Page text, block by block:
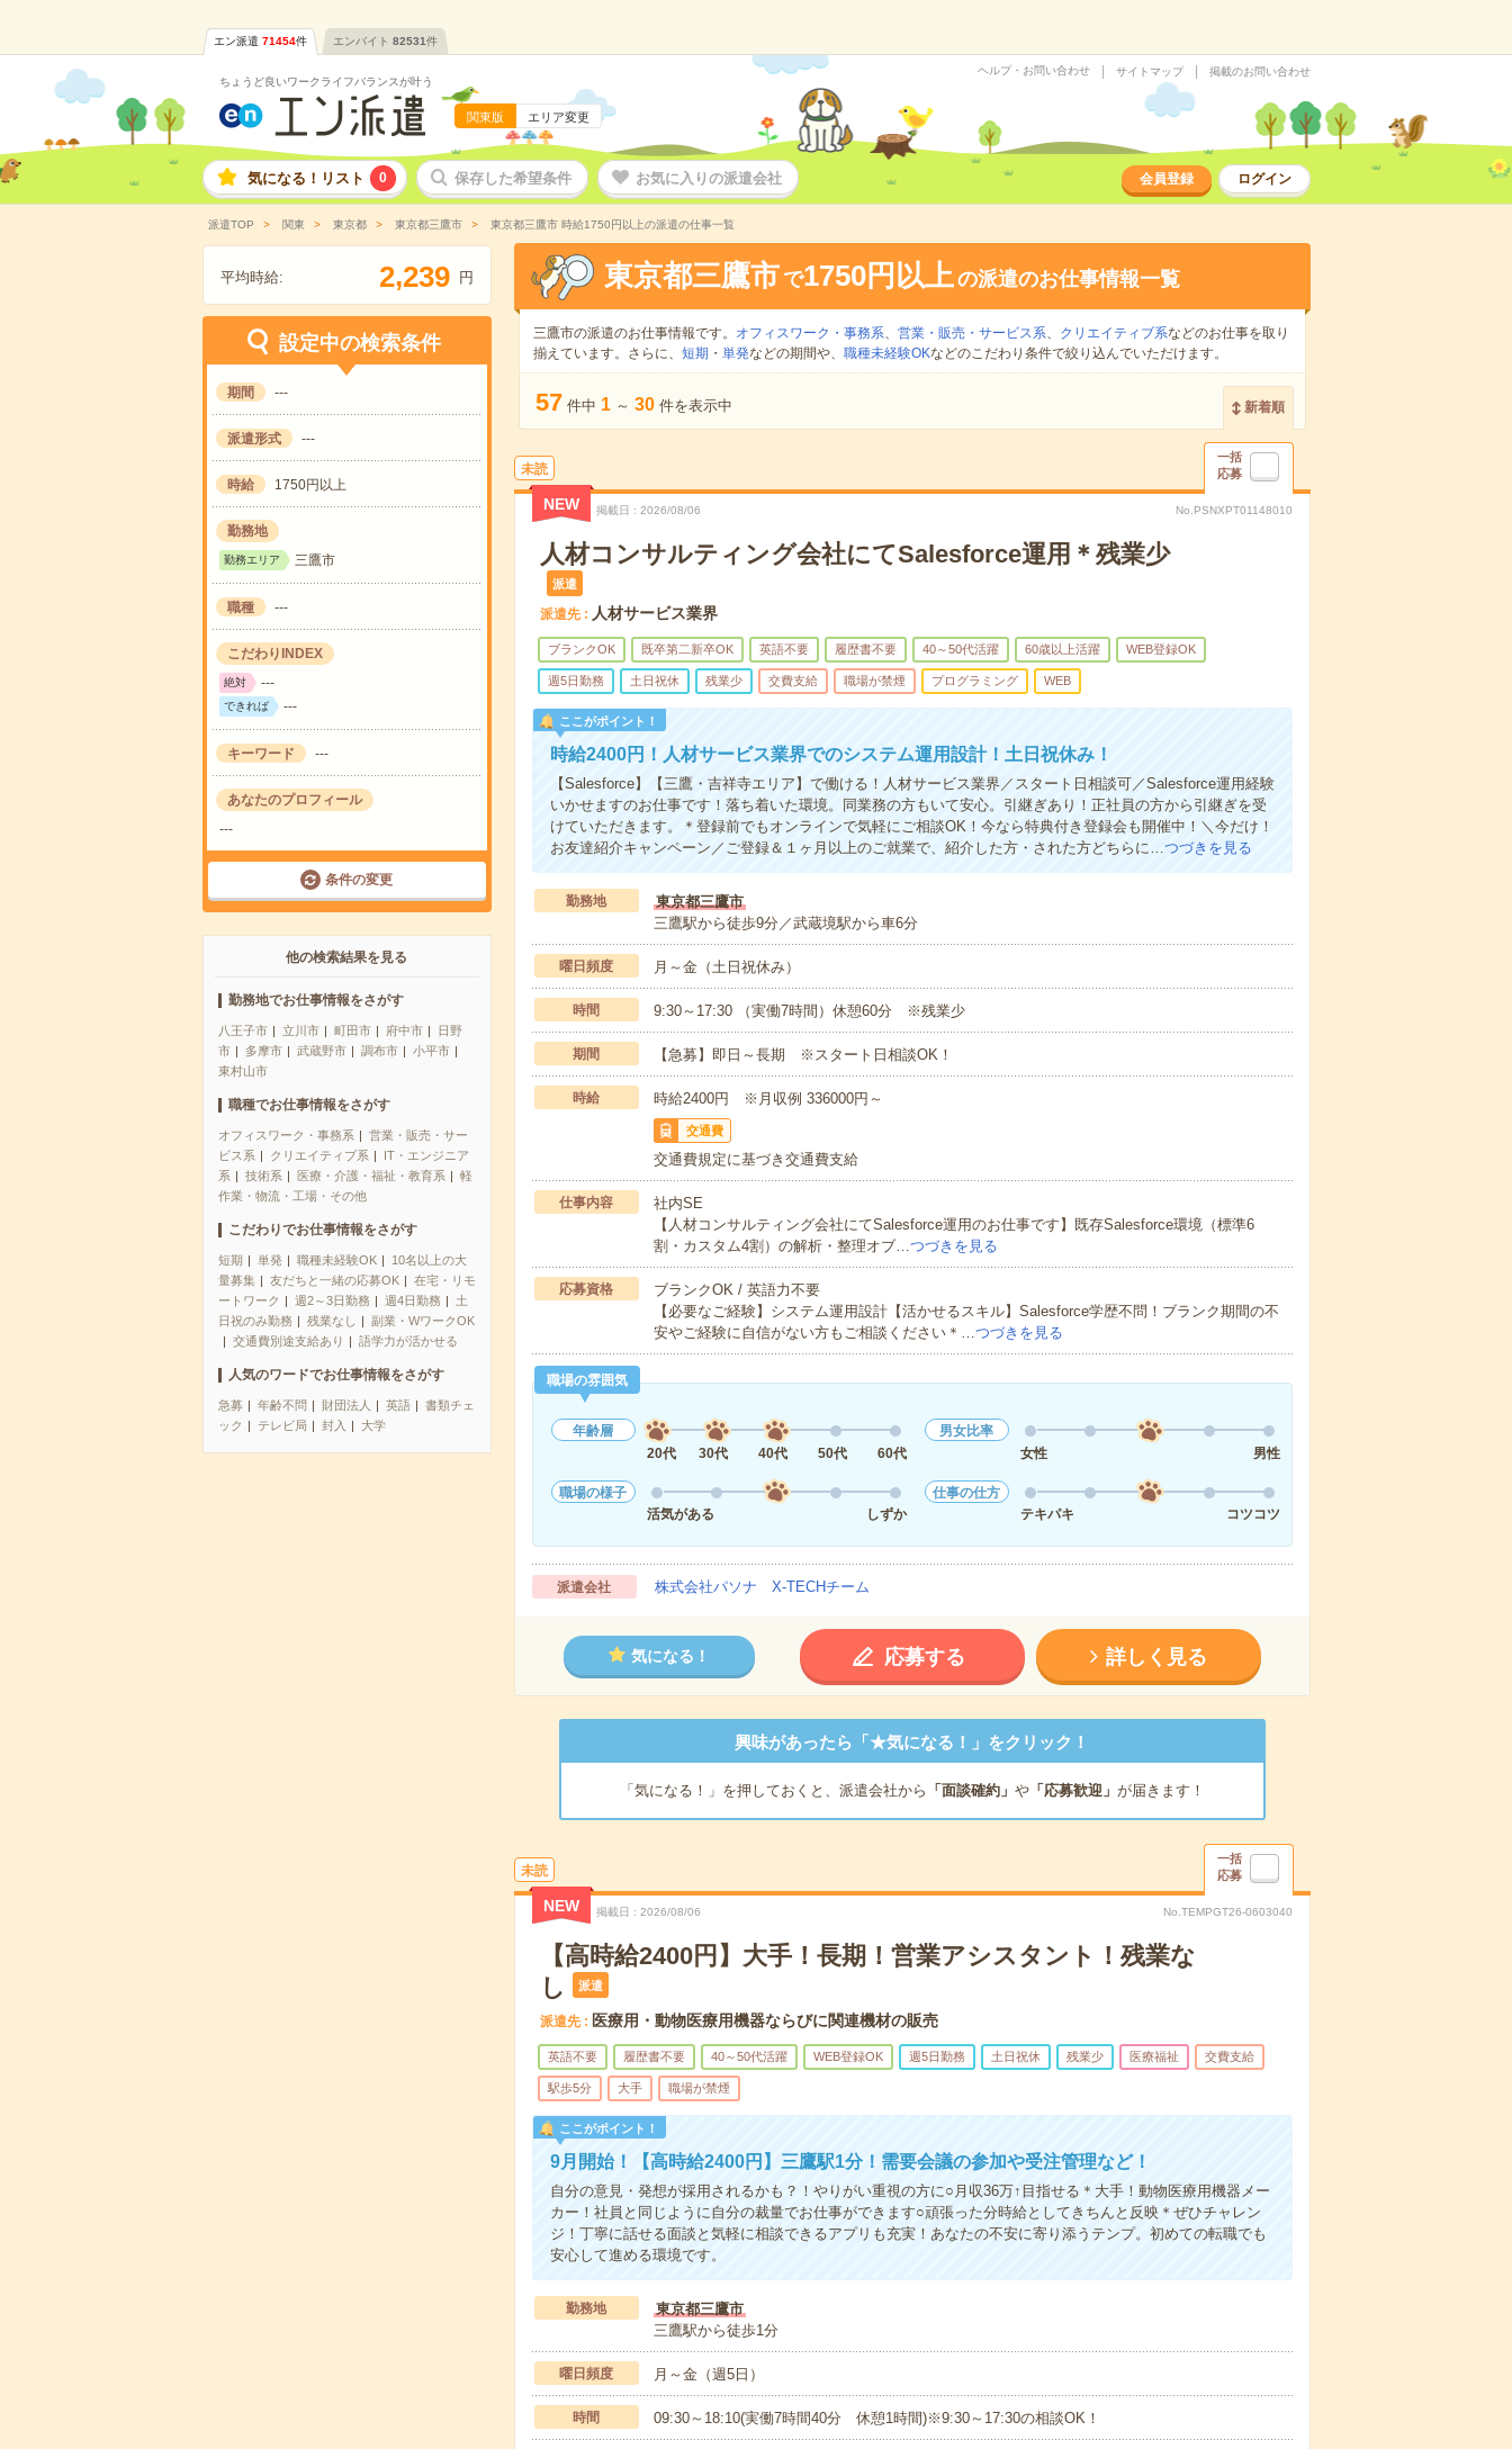
エン派遣 71454件 エンバイト 82531件
ちょうど良いワークライフバランスが叶う
関東版 エリア変更
ヘルプ・お問い合わせ サイトマップ 掲載のお問い合わせ
気になる！リスト 0 保存した希望条件 お気に入りの派遣会社 会員登録 ログイン
派遣TOP 関東 東京都 東京都三鷹市 東京都三鷹市 時給1750円以上の派遣の仕事一覧
平均時給: 2,239 円
設定中の検索条件
期間 ---
派遣形式 ---
時給 1750円以上
勤務地
勤務エリア 三鷹市
職種 ---
こだわりINDEX
絶対 ---
できれば ---
キーワード ---
あなたのプロフィール
---
条件の変更
他の検索結果を見る
勤務地でお仕事情報をさがす
八王子市 立川市 町田市 府中市
日野
市
多摩市 武蔵野市 調布市
小平市
東村山市
職種でお仕事情報をさがす
オフィスワーク・事務系
営業・販売・サー
ビス系
クリエイティブ系
IT・エンジニア
系
技術系 医療・介護・福祉・教育系
軽
作業・物流・工場・その他
こだわりでお仕事情報をさがす
短期 単発 職種未経験OK
10名以上の大
量募集
友だちと一緒の応募OK
在宅・リモ
ートワーク
週2～3日勤務 週4日勤務
土
日祝のみ勤務
残業なし
副業・WワークOK
交通費別途支給あり
語学力が活かせる
人気のワードでお仕事情報をさがす
急募 年齢不問 財団法人 英語
書類チェ
ック
テレビ局 封入 大学
東京都三鷹市 で1750円以上の派遣のお仕事情報一覧
三鷹市の派遣のお仕事情報です。 オフィスワーク・事務系、 営業・販売・サービス系、 クリエイティブ系などのお仕事を取り
揃えています。さらに、 短期 ・ 単発などの期間や、 職種未経験OKなどのこだわり条件で絞り込んでいただけます。
57 件中 1 ～ 30 件を表示中 新着順
未読
一括
応募
NEW 掲載日 2026/08/06 No.PSNXPT01148010
人材コンサルティング会社にてSalesforce運用＊残業少
派遣
派遣先 人材サービス業界
ブランクOK 既卒第二新卒OK 英語不要 履歴書不要 40～50代活躍 60歳以上活躍 WEB登録OK
週5日勤務 土日祝休 残業少 交費支給 職場が禁煙 プログラミング WEB
ここがポイント！
時給2400円！人材サービス業界でのシステム運用設計！土日祝休み！
【Salesforce】【三鷹・吉祥寺エリア】で働ける！人材サービス業界／スタート日相談可／Salesforce運用経験
いかせますのお仕事です！落ち着いた環境。同業務の方もいて安心。引継ぎあり！正社員の方から引継ぎを受
けていただきます。＊登録前でもオンラインで気軽にご相談OK！今なら特典付き登録会も開催中！＼今だけ！
お友達紹介キャンペーン／ご登録＆１ヶ月以上のご就業で、紹介した方・された方どちらに…つづきを見る
勤務地
東京都三鷹市
三鷹駅から徒歩9分／武蔵境駅から車6分
曜日頻度 月～金（土日祝休み）
時間 9:30～17:30 （実働7時間）休憩60分 ※残業少
期間 【急募】即日～長期 ※スタート日相談OK！
時給 時給2400円 ※月収例 336000円～
交通費
交通費規定に基づき交通費支給
仕事内容
社内SE
【人材コンサルティング会社にてSalesforce運用のお仕事です】既存Salesforce環境（標準6
割・カスタム4割）の解析・整理オブ…つづきを見る
応募資格
ブランクOK / 英語力不要
【必要なご経験】システム運用設計【活かせるスキル】Salesforce学歴不問！ブランク期間の不
安やご経験に自信がない方もご相談ください＊…つづきを見る
職場の雰囲気
年齢層
20代
30代 40代 50代 60代
男女比率
女性
男性
職場の様子
活気がある
しずか
仕事の仕方
テキパキ
コツコツ
派遣会社 株式会社パソナ X-TECHチーム
気になる！ 応募する 詳しく見る
興味があったら「★気になる！」をクリック！
「気になる！」を押しておくと、派遣会社から 「面談確約」 や「応募歓迎」 が届きます！
未読
一括
応募
NEW 掲載日 2026/08/06 No.TEMPGT26-0603040
【高時給2400円】大手！長期！営業アシスタント！残業な
し
派遣
派遣先 医療用・動物医療用機器ならびに関連機材の販売
英語不要 履歴書不要 40～50代活躍 WEB登録OK 週5日勤務 土日祝休 残業少 医療福祉 交費支給
駅歩5分 大手 職場が禁煙
ここがポイント！
9月開始！【高時給2400円】三鷹駅1分！需要会議の参加や受注管理など！
自分の意見・発想が採用されるかも？！やりがい重視の方に○月収36万↑目指せる＊大手！動物医療用機器メー
カー！社員と同じように自分の裁量でお仕事ができます○頑張った分時給としてきちんと反映＊ぜひチャレン
ジ！丁寧に話せる面談と気軽に相談できるアプリも充実！あなたの不安に寄り添うテンプ。初めての転職でも
安心して進める環境です。
勤務地
東京都三鷹市
三鷹駅から徒歩1分
曜日頻度 月～金（週5日）
時間 09:30～18:10(実働7時間40分 休憩1時間)※9:30～17:30の相談OK！